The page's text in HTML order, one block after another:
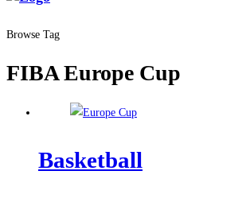
Browse Tag
FIBA Europe Cup
Bas­ket­ball